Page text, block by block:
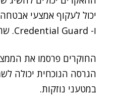
ו- Credential Guard. שרתי Windows 10 ו-11 מ-2019 ואילך הם בעלי פוטנציאל הפגיעה.
החוקרים פרסמו את
הגרסה הנוכחית יכולה
במטעני נוזקות.